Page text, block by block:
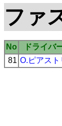
ファ
No ドライバ
81 O.ピアスト